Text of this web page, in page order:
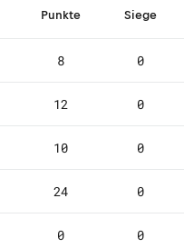
Punkte Siege
8 0
12 0
10 0
24 0
0 0